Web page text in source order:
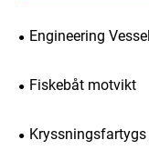
Engineering
Fiskebåt motvikt